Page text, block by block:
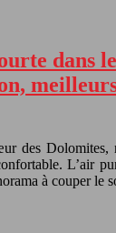
dans
des
L’air
à couper